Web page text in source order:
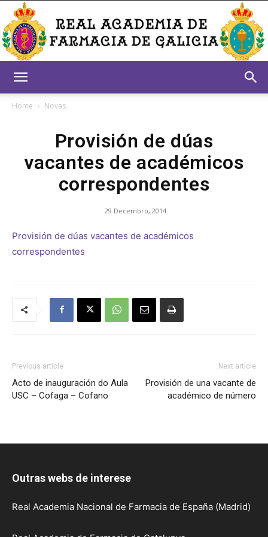
Academia
Home Novas
Provisión de dúas
vacantes de académicos
correspondentes
29 Decembro, 2014
Provisión de dúas vacantes de académicos
correspondentes
Previous article
Acto de inauguración do Aula
USC – Cofaga – Cofano
Next article
Provisión de una vacante de
académico de número
Outras webs de interese
Real Academia Nacional de Farmacia de España (Madrid)